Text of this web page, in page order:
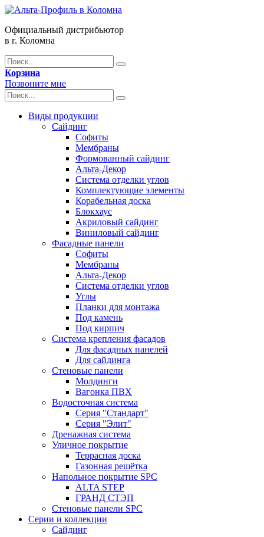
Официальный дистрибьютор
в г. Коломна
Корзина
Позвоните мне
Виды продукции
Сайдинг
Софиты
Мембраны
Формованный сайдинг
Альта-Декор
Система отделки углов
Комплектующие элементы
Корабельная доска
Блокхаус
Акриловый сайдинг
Виниловый сайдинг
Фасадные панели
Софиты
Мембраны
Альта-Декор
Система отделки углов
Углы
Планки для монтажа
Под камень
Под кирпич
Система крепления фасадов
Для фасадных панелей
Для сайдинга
Стеновые панели
Молдинги
Вагонка ПВХ
Водосточная система
Серия "Стандарт"
Серия "Элит"
Дренажная система
Уличное покрытие
Террасная доска
Газонная решётка
Напольное покрытие SPC
ALTA STEP
ГРАНД СТЭП
Стеновые панели SPC
Серии и коллекции
Сайдинг